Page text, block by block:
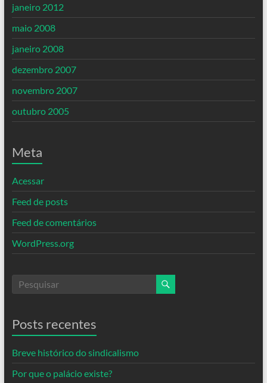
janeiro 2012
maio 2008
janeiro 2008
dezembro 2007
novembro 2007
outubro 2005
Meta
Acessar
Feed de posts
Feed de comentários
WordPress.org
Posts recentes
Breve histórico do sindicalismo
Por que o palácio existe?